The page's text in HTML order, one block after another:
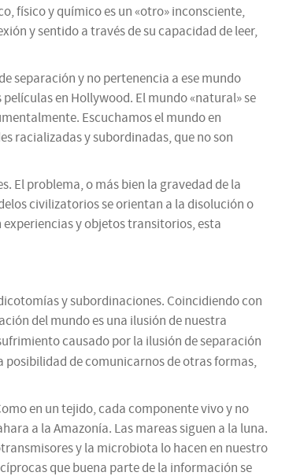
físico y químico es un «otro» inconsciente,
y sentido a través de su capacidad de leer,
separación y no pertenencia a ese mundo
en Hollywood. El mundo «natural» se
Escuchamos el mundo en
racializadas y subordinadas, que no son
El problema, o más bien la gravedad de la
civilizatorios se orientan a la disolución o
y objetos transitorios, esta
y subordinaciones. Coincidiendo con
del mundo es una ilusión de nuestra
causado por la ilusión de separación
posibilidad de comunicarnos de otras formas,
en un tejido, cada componente vivo y no
a la Amazonía. Las mareas siguen a la luna.
y la microbiota lo hacen en nuestro
que buena parte de la información se